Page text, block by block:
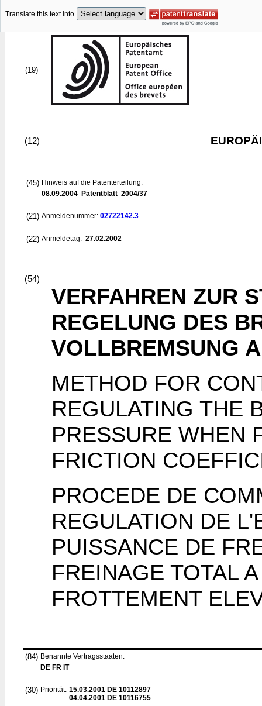
Translate this text into
(19)
(12)
(45) Hinweis auf die Patenterteilung:
08.09.2004 Patentblatt 2004/37
(21) Anmeldenummer: 02722142.3
(22) Anmeldetag: 27.02.2002
(54)
VERFAHREN ZUR
REGELUNG DES
VOLLBREMSUNG
METHOD FOR
REGULATING THE
PRESSURE WHEN
FRICTION
PROCEDE DE
REGULATION DE
PUISSANCE DE
FREINAGE TOTAL
FROTTEMENT
(84) Benannte Vertragsstaaten:
DE FR IT
(30) Priorität: 15.03.2001 DE 10112897
04.04.2001 DE 10116755